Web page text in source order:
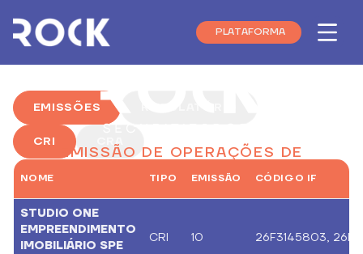
PLATAFORMA Menu
EMISSÃO DE OPERAÇÕES DE
FINANCIAMENTO IMOBILIÁRIO
EMISSÕES
CRI CRA
NOME TIPO EMISSÃO CÓDIGO IF
STUDIO ONE
EMPREENDIMENTO
IMOBILIÁRIO SPE
CRI 10 26F3145803,